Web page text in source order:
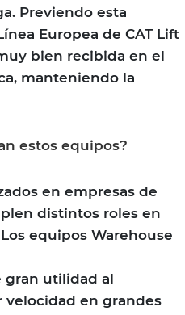
Previendo esta
Europea de CAT Lift
bien recibida en el
manteniendo la
estos equipos?
en empresas de
distintos roles en
equipos Warehouse
gran utilidad al
velocidad en grandes